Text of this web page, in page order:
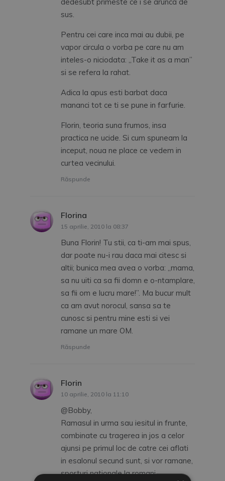
dedesubt primeste ce i se arunca de
sus.
Pentru cei care inca mai au dubii, pe
vapor circula o vorba pe care nu am
inteles-o niciodata: „Take it as a man”
si se refera la rahat.
Adica la apus esti barbat daca
mananci tot ce ti se pune in farfurie.
Florin, teoria suna frumos, insa
practica ne ucide. Si cum spuneam la
inceput, noua ne place ce vedem in
curtea vecinului.
Răspunde
Florina
15 aprilie, 2010 la 08:37
Buna Florin! Tu stii, ca ti-am mai spus,
dar poate nu-i rau daca mai citesc si
altii; bunica mea avea o vorba: „mama,
sa nu uiti ca sa fii domn e o-ntamplare,
sa fii om e lucru mare!”. Ma bucur mult
ca am avut norocul, sansa sa te
cunosc si pentru mine esti si vei
ramane un mare OM.
Răspunde
Florin
10 aprilie, 2010 la 11:10
@Bobby,
Ramasul in urma sau iesitul in frunte,
combinate cu tragerea in jos a celor
ajunsi pe primul loc de catre cei aflati
in esalonul secund sunt, si vor ramane,
sporturi nationale la romani.